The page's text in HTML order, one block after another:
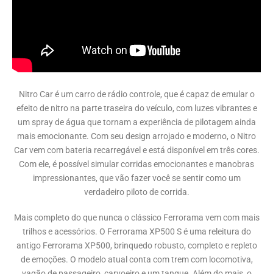
Nitro Car é um carro de rádio controle, que é capaz de emular o
efeito de nitro na parte traseira do veículo, com luzes vibrantes e
um spray de água que tornam a experiência de pilotagem ainda
mais emocionante. Com seu design arrojado e moderno, o Nitro
Car vem com bateria recarregável e está disponível em três cores.
Com ele, é possível simular corridas emocionantes e manobras
impressionantes, que vão fazer você se sentir como um
verdadeiro piloto de corrida.
Mais completo do que nunca o clássico Ferrorama vem com mais
trilhos e acessórios. O Ferrorama XP500 S é uma releitura do
antigo Ferrorama XP500, brinquedo robusto, completo e repleto
de emoções. O modelo atual conta com trem com locomotiva,